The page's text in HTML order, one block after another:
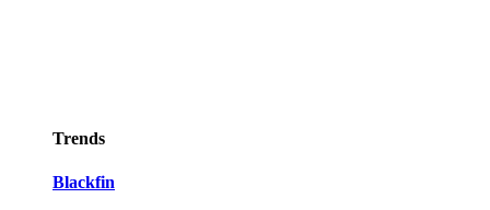
Trends
Blackfin